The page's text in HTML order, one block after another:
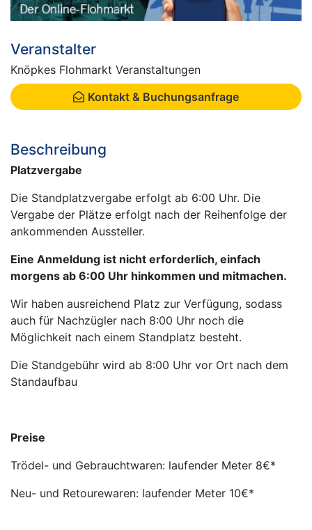
Veranstalter
Knöpkes Flohmarkt Veranstaltungen
Kontakt & Buchungsanfrage
Beschreibung
Platzvergabe
Die Standplatzvergabe erfolgt ab 6:00 Uhr. Die
Vergabe der Plätze erfolgt nach der Reihenfolge der
ankommenden Aussteller.
Eine Anmeldung ist nicht erforderlich, einfach
morgens ab 6:00 Uhr hinkommen und mitmachen.
Wir haben ausreichend Platz zur Verfügung, sodass
auch für Nachzügler nach 8:00 Uhr noch die
Möglichkeit nach einem Standplatz besteht.
Die Standgebühr wird ab 8:00 Uhr vor Ort nach dem
Standaufbau
Preise
Trödel- und Gebrauchtwaren: laufender Meter 8€*
Neu- und Retourewaren: laufender Meter 10€*